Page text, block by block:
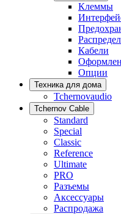
Клеммы
Кабели
Опции
Техника для дома
Tchernovaudio
Tchernov Cable
Standard
Special
Classic
Reference
Ultimate
PRO
Разъемы
Аксессуары
Распродажа